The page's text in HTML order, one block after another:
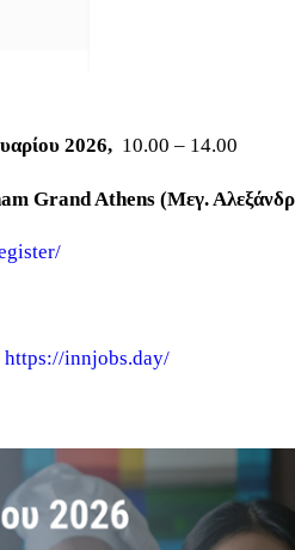
2026, 10.00 – 14.00
Grand Athens (Μεγ.
https://innjobs.day/